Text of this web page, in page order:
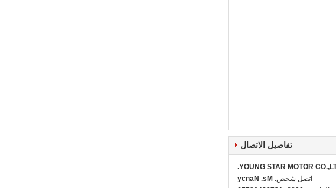
تفاصيل الاتصال
YOUNG STAR MOTOR
اتصل شخص: Ms. Nancy